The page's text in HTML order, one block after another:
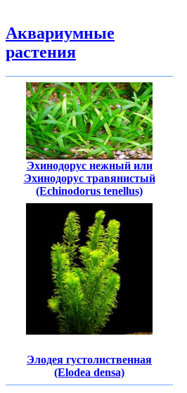
Аквариумные
растения
Эхинодорус нежный или
Эхинодорус травянистый
(Echinodorus tenellus)
Элодея густолиственная
(Elodea densa)